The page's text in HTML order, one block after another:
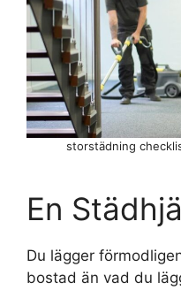
En
Du lägger
bostad än vad du
storstädning